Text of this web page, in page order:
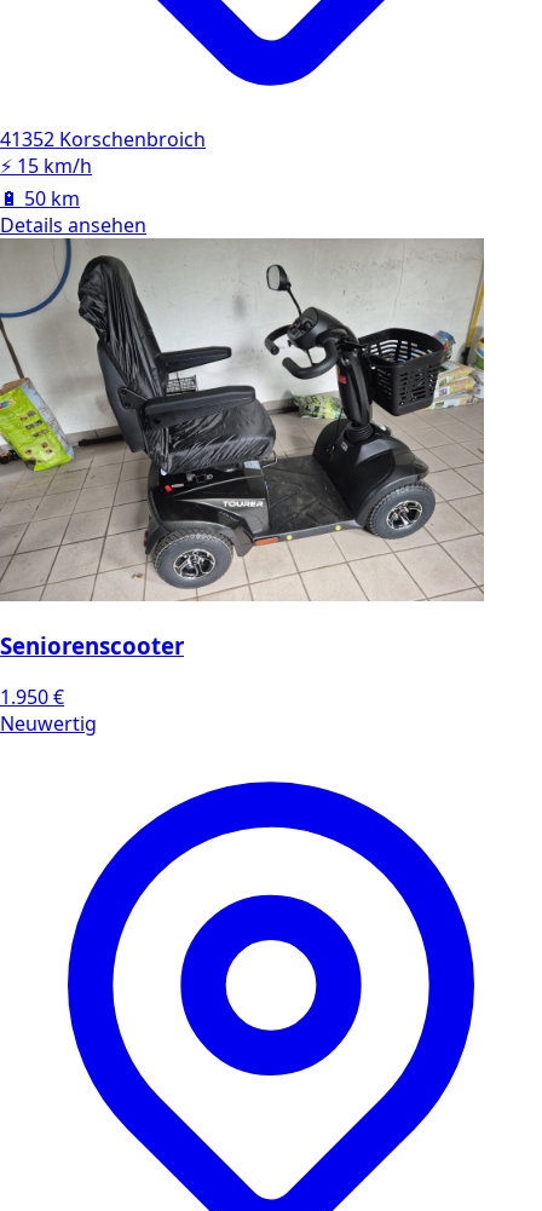
41352 Korschenbroich
⚡ 15 km/h
🔋 50 km
Details ansehen
Seniorenscooter
1.950 €
Neuwertig